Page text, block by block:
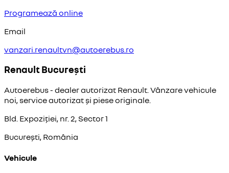
Programează online
Email
vanzari.renaultvn@autoerebus.ro
Renault București
Autoerebus - dealer autorizat Renault. Vânzare vehicule
noi, service autorizat și piese originale.
Bld. Expoziției, nr. 2, Sector 1
București, România
Vehicule